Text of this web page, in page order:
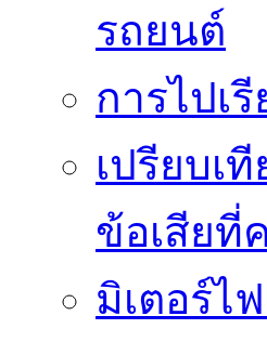
รถยนต์
การไปเ
เปรียบเ
ข้อเสียที่
มิเตอร์